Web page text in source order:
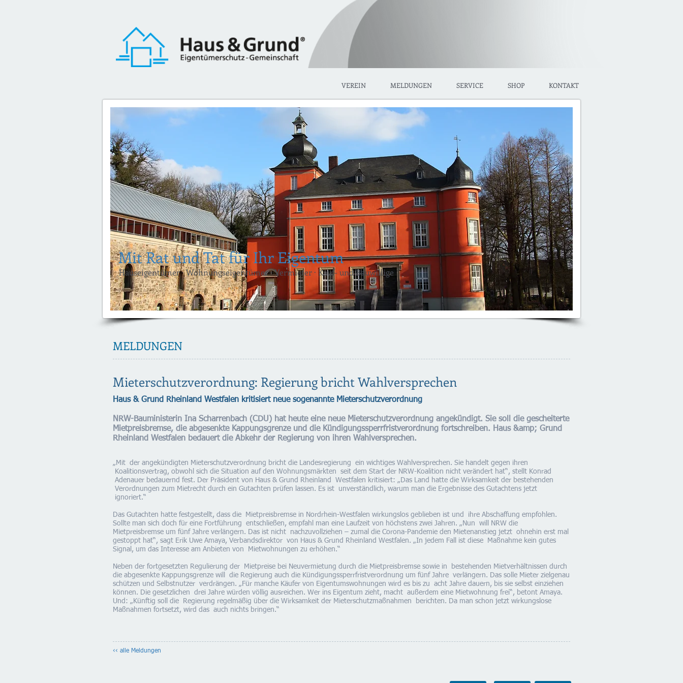
VEREIN MELDUNGEN SERVICE SHOP KONTAKT
MELDUNGEN
Mieterschutzverordnung: Regierung bricht Wahlversprechen
Haus & Grund Rheinland Westfalen kritisiert neue sogenannte Mieterschutzverordnung
NRW-Bauministerin Ina Scharrenbach (CDU) hat heute eine neue Mieterschutzverordnung angekündigt. Sie soll die gescheiterte
Mietpreisbremse, die abgesenkte Kappungsgrenze und die Kündigungssperrfristverordnung fortschreiben. Haus &amp; Grund
Rheinland Westfalen bedauert die Abkehr der Regierung von ihren Wahlversprechen.
„Mit der angekündigten Mieterschutzverordnung bricht die Landesregierung ein wichtiges Wahlversprechen. Sie handelt gegen ihren
Koalitionsvertrag, obwohl sich die Situation auf den Wohnungsmärkten seit dem Start der NRW-Koalition nicht verändert hat“, stellt Konrad
Adenauer bedauernd fest. Der Präsident von Haus & Grund Rheinland Westfalen kritisiert: „Das Land hatte die Wirksamkeit der bestehenden
Verordnungen zum Mietrecht durch ein Gutachten prüfen lassen. Es ist unverständlich, warum man die Ergebnisse des Gutachtens jetzt
ignoriert.“
Das Gutachten hatte festgestellt, dass die Mietpreisbremse in Nordrhein-Westfalen wirkungslos geblieben ist und ihre Abschaffung empfohlen.
Sollte man sich doch für eine Fortführung entschließen, empfahl man eine Laufzeit von höchstens zwei Jahren. „Nun will NRW die
Mietpreisbremse um fünf Jahre verlängern. Das ist nicht nachzuvollziehen – zumal die Corona-Pandemie den Mietenanstieg jetzt ohnehin erst mal
gestoppt hat“, sagt Erik Uwe Amaya, Verbandsdirektor von Haus & Grund Rheinland Westfalen. „In jedem Fall ist diese Maßnahme kein gutes
Signal, um das Interesse am Anbieten von Mietwohnungen zu erhöhen.“
Neben der fortgesetzten Regulierung der Mietpreise bei Neuvermietung durch die Mietpreisbremse sowie in bestehenden Mietverhältnissen durch
die abgesenkte Kappungsgrenze will die Regierung auch die Kündigungssperrfristverordnung um fünf Jahre verlängern. Das solle Mieter zielgenau
schützen und Selbstnutzer verdrängen. „Für manche Käufer von Eigentumswohnungen wird es bis zu acht Jahre dauern, bis sie selbst einziehen
können. Die gesetzlichen drei Jahre würden völlig ausreichen. Wer ins Eigentum zieht, macht außerdem eine Mietwohnung frei“, betont Amaya.
Und: „Künftig soll die Regierung regelmäßig über die Wirksamkeit der Mieterschutzmaßnahmen berichten. Da man schon jetzt wirkungslose
Maßnahmen fortsetzt, wird das auch nichts bringen.“
‹‹ alle Meldungen
Mit Rat und Tat für Ihr Eigentum
Hauseigentümer · Wohnungseigentümer · Vermieter · Kauf- und Bauwillige